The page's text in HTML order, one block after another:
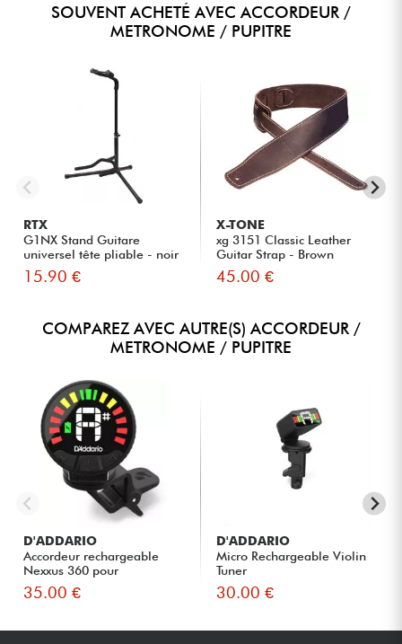
SOUVENT ACHETÉ AVEC ACCORDEUR /
METRONOME / PUPITRE
RTX
G1NX Stand Guitare
universel tête pliable - noir
15.90 €
X-TONE
xg 3151 Classic Leather
Guitar Strap - Brown
45.00 €
COMPAREZ AVEC AUTRE(S) ACCORDEUR /
METRONOME / PUPITRE
D'ADDARIO
Accordeur rechargeable
Nexxus 360 pour
violoncelle...
35.00 €
D'ADDARIO
Micro Rechargeable Violin
Tuner
30.00 €